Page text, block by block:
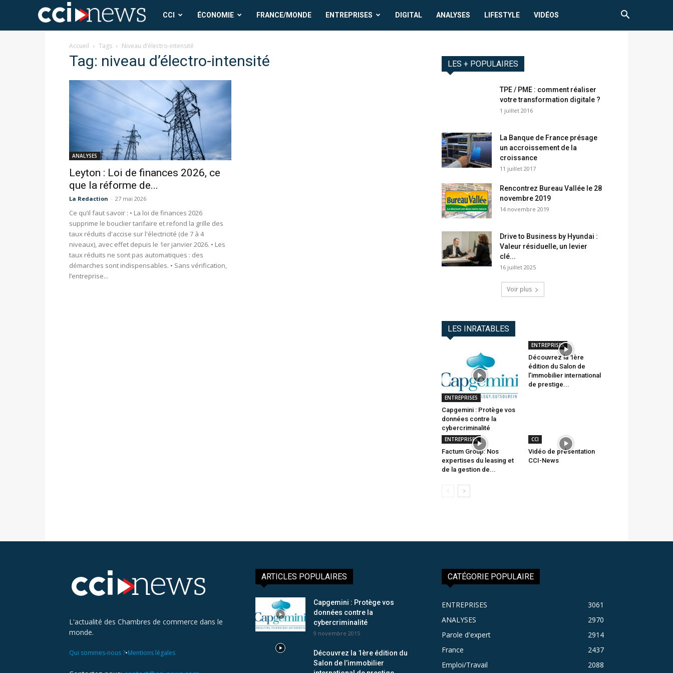
CCI
News
CCI ÉCONOMIE FRANCE/MONDE ENTREPRISES DIGITAL ANALYSES LIFESTYLE VIDÉOS
Accueil Tags Niveau d’électro-intensité
Tag: niveau d’électro-intensité
ANALYSES
Leyton : Loi de finances 2026, ce
que la réforme de...
La Redaction - 27 mai 2026
Ce qu’il faut savoir : • La loi de finances 2026
supprime le bouclier tarifaire et refond la grille des
taux réduits d'accise sur l'électricité (de 7 à 4
niveaux), avec effet depuis le 1er janvier 2026. • Les
taux réduits ne sont pas automatiques : des
démarches sont indispensables. • Sans vérification,
l’entreprise...
LES + POPULAIRES
TPE / PME : comment réaliser
votre transformation digitale ?
1 juillet 2016
La Banque de France présage
un accroissement de la
croissance
11 juillet 2017
Rencontrez Bureau Vallée le 28
novembre 2019
14 novembre 2019
Drive to Business by Hyundai :
Valeur résiduelle, un levier
clé...
16 juillet 2025
Voir plus
LES INRATABLES
ENTREPRISES
Capgemini : Protège vos
données contre la
cybercriminalité
ENTREPRISES
Découvrez la 1ère
édition du Salon de
l’immobilier international
de prestige...
ENTREPRISES
Factum Group: Nos
expertises du leasing et
de la gestion de...
CCI
Vidéo de présentation
CCI-News
L'actualité des Chambres de commerce dans le
monde.
Qui sommes-nous ?•Mentions légales
ARTICLES POPULAIRES
Capgemini : Protège vos
données contre la
cybercriminalité
9 novembre 2015
Découvrez la 1ère édition du
Salon de l’immobilier
CATÉGORIE POPULAIRE
ENTREPRISES
3061
ANALYSES
2970
Parole d'expert
2914
France
2437
Emploi/Travail
2088